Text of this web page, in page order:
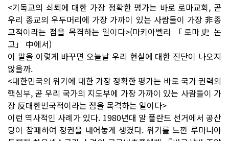
<기독교의 쇠퇴에 대한 가장 정확한 평가는 바로 로마교회, 곧
우리 종교의 우두머리에 가장 가까이 있는 사람들이 가장 非종
교적이라는 점을 목격하는 일이다>(마키아벨리 「로마史 논
고」 中에서)
이 말을 이렇게 바꾸면 오늘날 우리 현실에 대한 진단이 나오지
않을까.
<대한민국의 위기에 대한 가장 정확한 평가는 바로 국가 권력의
핵심부, 곧 우리 국가의 지도부에 가장 가까이 있는 사람들이 가
장 反대한민국적이라는 점을 목격하는 일이다>
이런 역사적인 사례가 있다. 1980년대 말 폴란드 선거에서 공산
당이 참패하여 정권을 내어놓게 생겼다. 위기를 느낀 루마니아